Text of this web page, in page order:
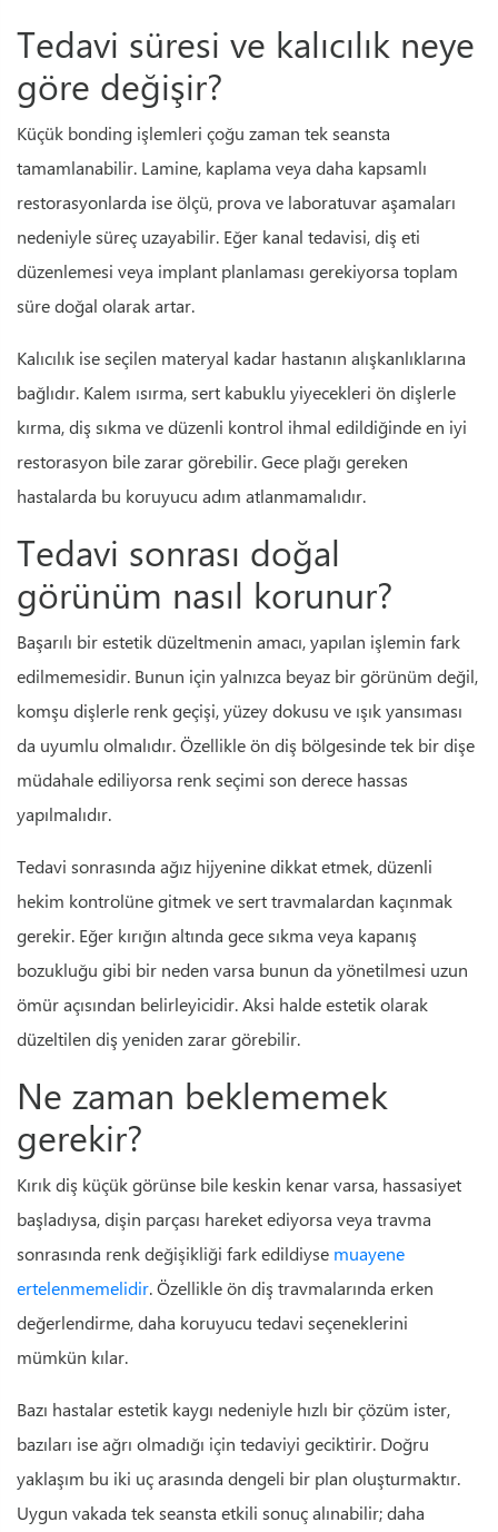
Tedavi süresi ve kalıcılık neye
göre değişir?
Küçük bonding işlemleri çoğu zaman tek seansta
tamamlanabilir. Lamine, kaplama veya daha kapsamlı
restorasyonlarda ise ölçü, prova ve laboratuvar aşamaları
nedeniyle süreç uzayabilir. Eğer kanal tedavisi, diş eti
düzenlemesi veya implant planlaması gerekiyorsa toplam
süre doğal olarak artar.
Kalıcılık ise seçilen materyal kadar hastanın alışkanlıklarına
bağlıdır. Kalem ısırma, sert kabuklu yiyecekleri ön dişlerle
kırma, diş sıkma ve düzenli kontrol ihmal edildiğinde en iyi
restorasyon bile zarar görebilir. Gece plağı gereken
hastalarda bu koruyucu adım atlanmamalıdır.
Tedavi sonrası doğal
görünüm nasıl korunur?
Başarılı bir estetik düzeltmenin amacı, yapılan işlemin fark
edilmemesidir. Bunun için yalnızca beyaz bir görünüm değil,
komşu dişlerle renk geçişi, yüzey dokusu ve ışık yansıması
da uyumlu olmalıdır. Özellikle ön diş bölgesinde tek bir dişe
müdahale ediliyorsa renk seçimi son derece hassas
yapılmalıdır.
Tedavi sonrasında ağız hijyenine dikkat etmek, düzenli
hekim kontrolüne gitmek ve sert travmalardan kaçınmak
gerekir. Eğer kırığın altında gece sıkma veya kapanış
bozukluğu gibi bir neden varsa bunun da yönetilmesi uzun
ömür açısından belirleyicidir. Aksi halde estetik olarak
düzeltilen diş yeniden zarar görebilir.
Ne zaman beklememek
gerekir?
Kırık diş küçük görünse bile keskin kenar varsa, hassasiyet
başladıysa, dişin parçası hareket ediyorsa veya travma
sonrasında renk değişikliği fark edildiyse muayene
ertelenmemelidir. Özellikle ön diş travmalarında erken
değerlendirme, daha koruyucu tedavi seçeneklerini
mümkün kılar.
Bazı hastalar estetik kaygı nedeniyle hızlı bir çözüm ister,
bazıları ise ağrı olmadığı için tedaviyi geciktirir. Doğru
yaklaşım bu iki uç arasında dengeli bir plan oluşturmaktır.
Uygun vakada tek seansta etkili sonuç alınabilir; daha